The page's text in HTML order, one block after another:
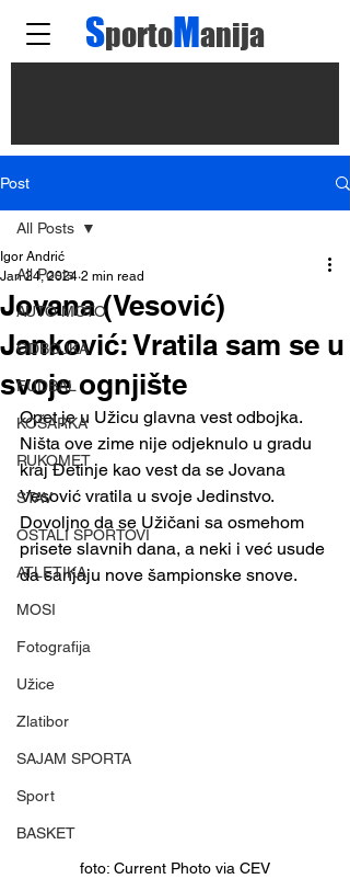
SportoManija
Post
All Posts
AUTO MOTO
ODBOJKA
FUDBAL
KOŠARKA
RUKOMET
STAV
OSTALI SPORTOVI
ATLETIKA
MOSI
Fotografija
Užice
Zlatibor
SAJAM SPORTA
Sport
BASKET
All Posts
Jovana (Vesović)
Janković: Vratila sam se u
svoje ognjište
Igor Andrić
Jan 24, 2024 2 min read
Opet je u Užicu glavna vest odbojka.
Ništa ove zime nije odjeknulo u gradu
kraj Đetinje kao vest da se Jovana
Vesović vratila u svoje Jedinstvo.
Dovoljno da se Užičani sa osmehom
prisete slavnih dana, a neki i već usude
da sanjaju nove šampionske snove.
foto: Current Photo via CEV